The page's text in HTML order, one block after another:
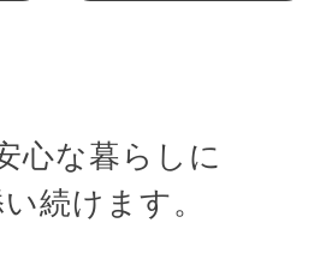
心な暮らしに
続けます。